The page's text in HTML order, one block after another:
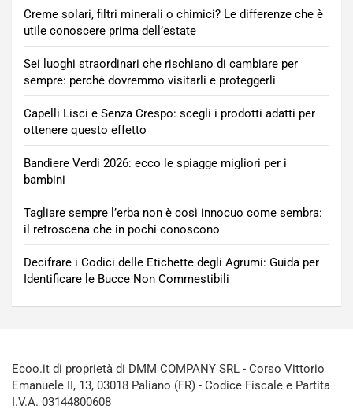
Creme solari, filtri minerali o chimici? Le differenze che è
utile conoscere prima dell’estate
Sei luoghi straordinari che rischiano di cambiare per
sempre: perché dovremmo visitarli e proteggerli
Capelli Lisci e Senza Crespo: scegli i prodotti adatti per
ottenere questo effetto
Bandiere Verdi 2026: ecco le spiagge migliori per i
bambini
Tagliare sempre l’erba non è così innocuo come sembra:
il retroscena che in pochi conoscono
Decifrare i Codici delle Etichette degli Agrumi: Guida per
Identificare le Bucce Non Commestibili
Ecoo.it di proprietà di DMM COMPANY SRL - Corso Vittorio
Emanuele II, 13, 03018 Paliano (FR) - Codice Fiscale e Partita
I.V.A. 03144800608